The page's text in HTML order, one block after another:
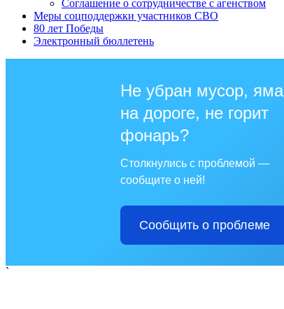
Соглашение о сотрудничестве с агенством
Меры соцподдержки участников СВО
80 лет Победы
Электронный бюллетень
Не убран мусор, яма
на дороге, не горит
фонарь?
Столкнулись с проблемой —
сообщите о ней!
Сообщить о проблеме
`